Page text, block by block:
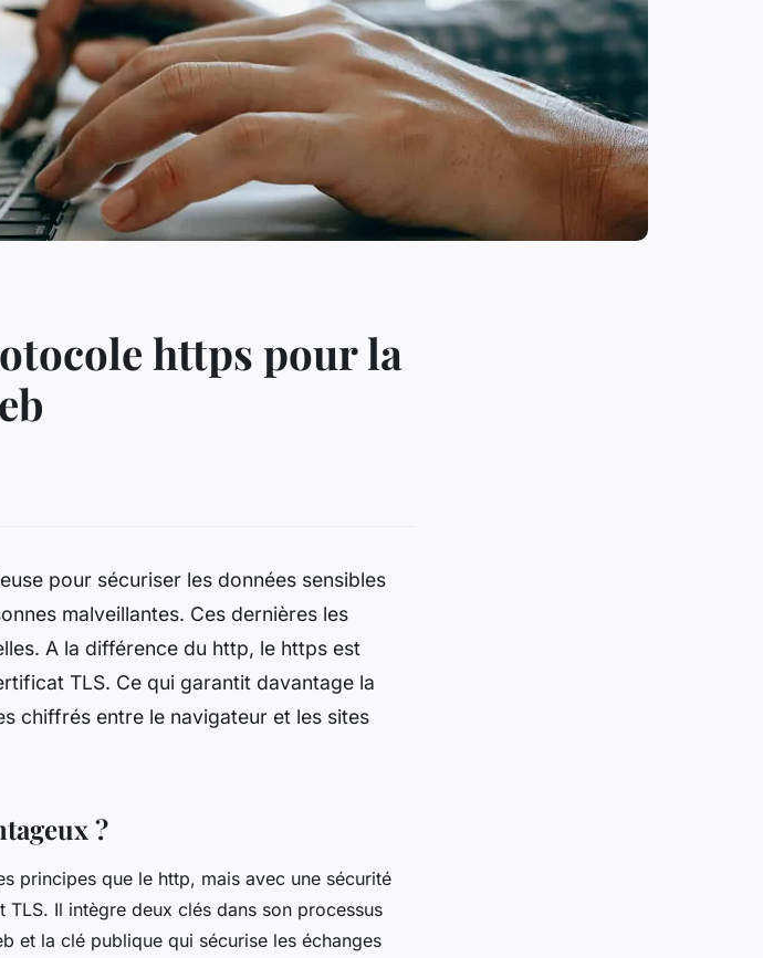
https pour la
pour sécuriser les données sensibles
malveillantes. Ces dernières les
A la différence du http, le https est
TLS. Ce qui garantit davantage la
chiffrés entre le navigateur et les sites
?
principes que le http, mais avec une sécurité
Il intègre deux clés dans son processus
et la clé publique qui sécurise les échanges